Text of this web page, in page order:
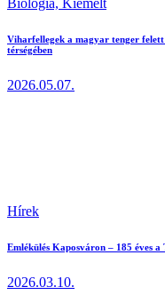
Viharfellegek a magyar tenger
térségében
2026.05.07.
Hírek
Emlékülés Kaposváron – 185 éves
2026.03.10.